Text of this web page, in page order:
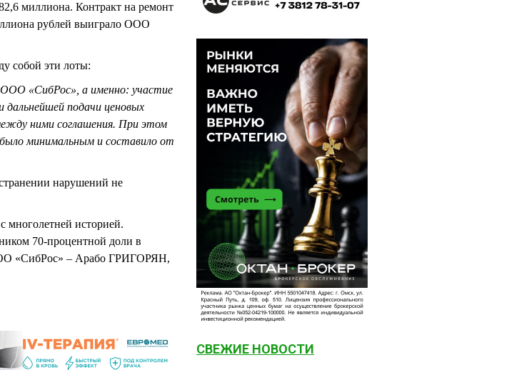
миллиона. Контракт на ремонт
рублей выиграло ООО
собой эти лоты:
«СибРос», а именно: участие
дальнейшей подачи ценовых
ними соглашения. При этом
минимальным и составило от
нарушений не
многолетней историей.
70-процентной доли в
«СибРос» – Арабо ГРИГОРЯН,
СВЕЖИЕ НОВОСТИ